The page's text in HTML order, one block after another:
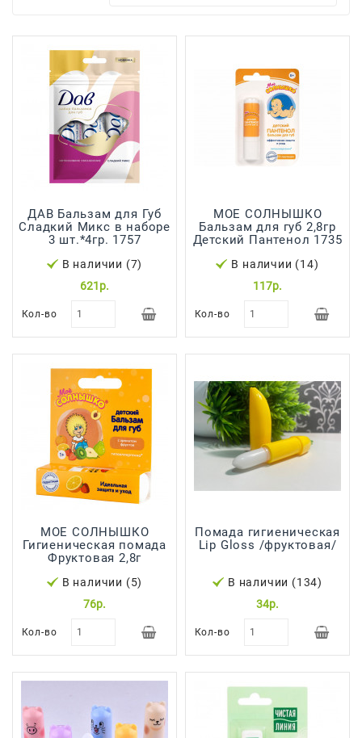
Домашнее
Консервирование
Канцтовары
Одноразовая
Посуда,
Освежители
Парфюмерия,
Огород
Средства Для
Посудомоечных
Средства
Для
Стирки
Средства
От
Вредителей
Япония,
ДАВ Бальзам для Губ
Сладкий Микс в наборе
3 шт.*4гр. 1757
В наличии (7)
621р.
Кол-во
МОЕ СОЛНЫШКО
Бальзам для губ 2,8гр
Детский Пантенол 1735
В наличии (14)
117р.
Кол-во
МОЕ СОЛНЫШКО
Гигиеническая помада
Фруктовая 2,8г
В наличии (5)
76р.
Кол-во
Помада гигиеническая
Lip Gloss /фруктовая/
В наличии (134)
34р.
Кол-во